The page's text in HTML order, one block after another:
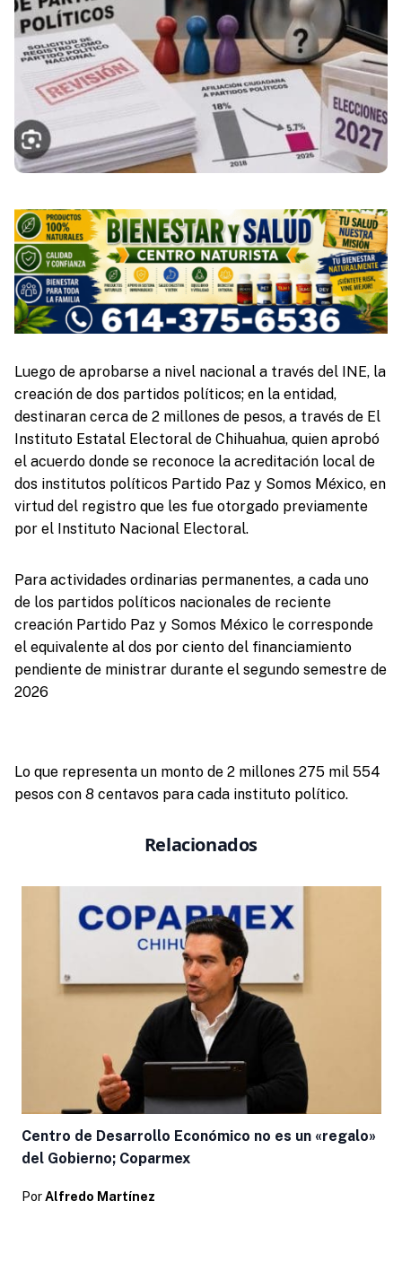
Luego de aprobarse a nivel nacional a través del INE, la
creación de dos partidos políticos; en la entidad,
destinaran cerca de 2 millones de pesos, a través de El
Instituto Estatal Electoral de Chihuahua, quien aprobó
el acuerdo donde se reconoce la acreditación local de
dos institutos políticos Partido Paz y Somos México, en
virtud del registro que les fue otorgado previamente
por el Instituto Nacional Electoral.
Para actividades ordinarias permanentes, a cada uno
de los partidos políticos nacionales de reciente
creación Partido Paz y Somos México le corresponde
el equivalente al dos por ciento del financiamiento
pendiente de ministrar durante el segundo semestre de
2026
Lo que representa un monto de 2 millones 275 mil 554
pesos con 8 centavos para cada instituto político.
Relacionados
Centro de Desarrollo Económico no es un «regalo»
del Gobierno; Coparmex
Por Alfredo Martínez